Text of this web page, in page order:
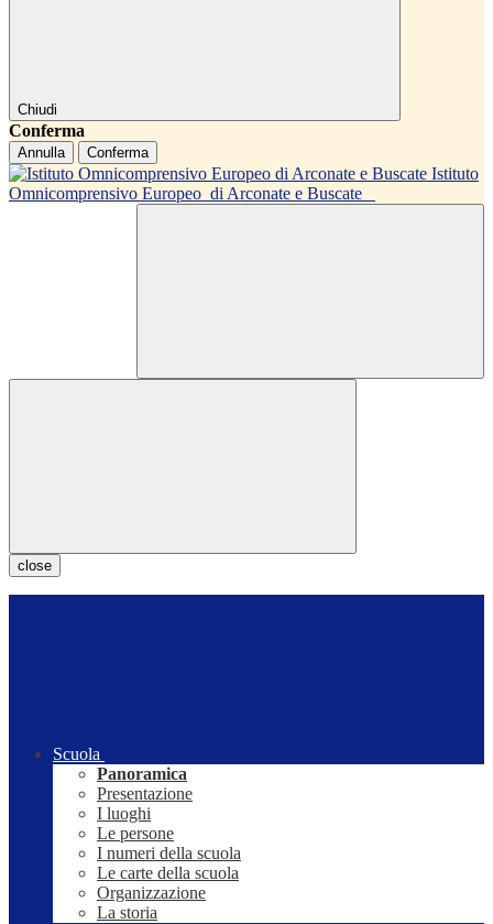
Chiudi
Conferma
Annulla Conferma
Istituto
Omnicomprensivo Europeo di Arconate e Buscate
close
Scuola
Panoramica
Presentazione
I luoghi
Le persone
I numeri della scuola
Le carte della scuola
Organizzazione
La storia